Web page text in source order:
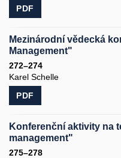
PDF
Mezinárodní vědecká
Management"
272–274
Karel Schelle
PDF
Konferenční aktivity na
management"
275–278